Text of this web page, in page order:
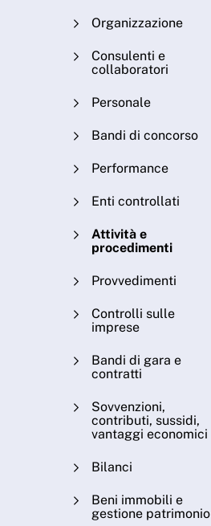
Organizzazione
Consulenti e
collaboratori
Personale
Bandi di concorso
Performance
Enti controllati
Attività e
procedimenti
Provvedimenti
Controlli sulle
imprese
Bandi di gara e
contratti
Sovvenzioni,
contributi, sussidi,
vantaggi economici
Bilanci
Beni immobili e
gestione patrimonio